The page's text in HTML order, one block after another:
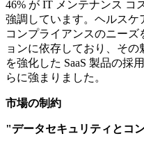
46% が IT メンテナンス コ
強調しています。ヘルスケ
コンプライアンスのニーズ
ョンに依存しており、そ
を強化した SaaS 製品の採
らに強まりました。
市場の制約
"データセキュリティとコ